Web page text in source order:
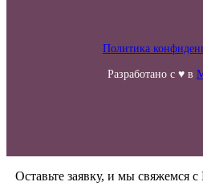
Политика
Разработано с ♥ в
Оставьте заявку, и мы свяжемся